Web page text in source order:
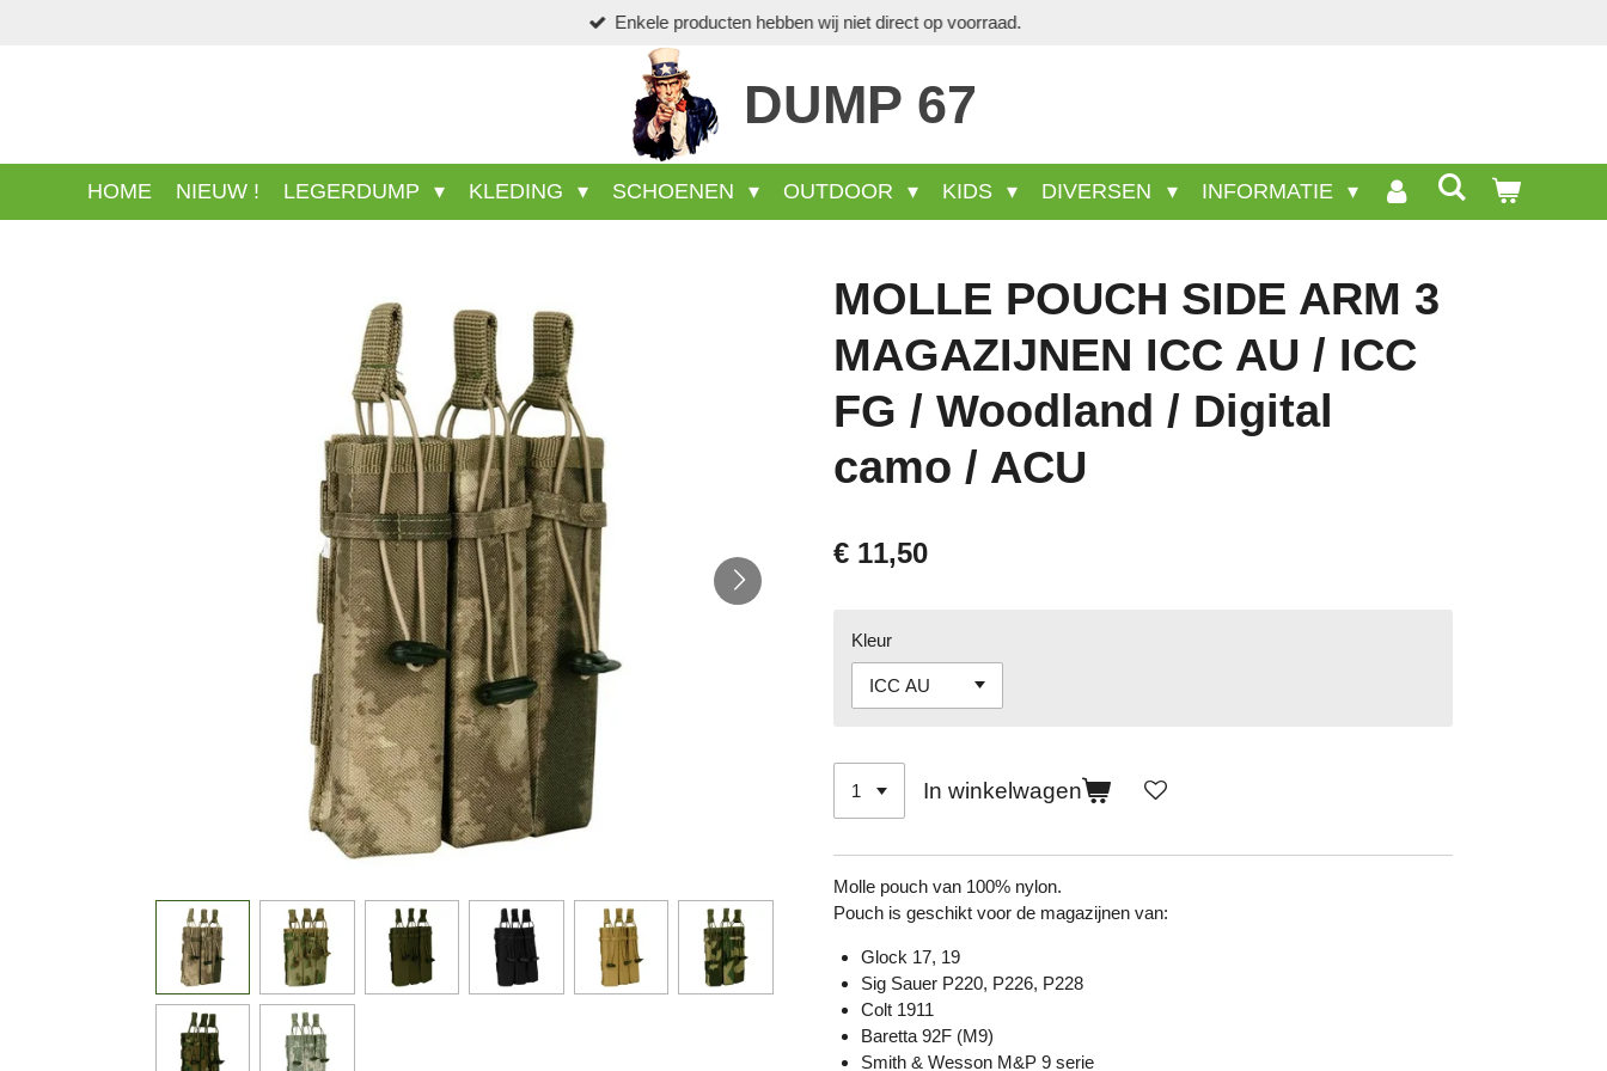
Enkele producten hebben wij niet direct op voorraad.
DUMP 67
HOME NIEUW ! LEGERDUMP KLEDING SCHOENEN OUTDOOR KIDS DIVERSEN INFORMATIE
MOLLE POUCH SIDE ARM 3
MAGAZIJNEN ICC AU / ICC
FG / Woodland / Digital
camo / ACU
€ 11,50
Kleur
In winkelwagen
Molle pouch van 100% nylon.
Pouch is geschikt voor de magazijnen van:
Glock 17, 19
Sig Sauer P220, P226, P228
Colt 1911
Baretta 92F (M9)
Smith & Wesson M&P 9 serie